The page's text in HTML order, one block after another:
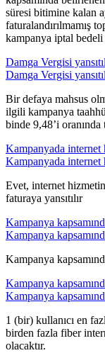
süresi bitimine kalan
faturalandırılmamış
kampanya iptal bedeli
Damga Vergisi
Damga Vergisi
​Bir defaya mahsus
ilgili kampanya
binde 9,48’i oranında
Kampanyada
Kampanyada
​Evet, internet
faturaya yansıtılır​
Kampanya
Kampanya
​​Kampanya
Kampanya
Kampanya
​​1 (bir) kullanıcı en
birden fazla fiber
olacaktır.​